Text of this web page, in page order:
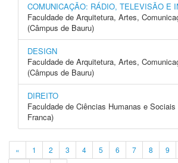
COMUNICAÇÃO: RÁDIO, TELEVISÃO E
Faculdade de Arquitetura, Artes,
(Câmpus de Bauru)
DESIGN
Faculdade de Arquitetura, Artes,
(Câmpus de Bauru)
DIREITO
Faculdade de Ciências Humanas e
Franca)
« 1 2 3 4 5 6 7 8 9